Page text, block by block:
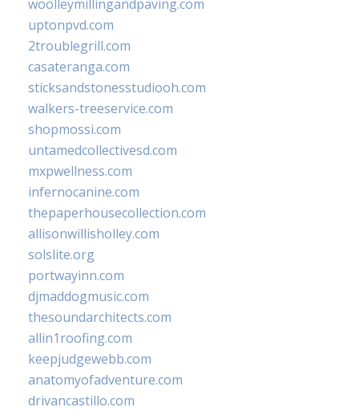
woolleymillingandpaving.com
uptonpvd.com
2troublegrill.com
casateranga.com
sticksandstonesstudiooh.com
walkers-treeservice.com
shopmossi.com
untamedcollectivesd.com
mxpwellness.com
infernocanine.com
thepaperhousecollection.com
allisonwillisholley.com
solslite.org
portwayinn.com
djmaddogmusic.com
thesoundarchitects.com
allin1roofing.com
keepjudgewebb.com
anatomyofadventure.com
drivancastillo.com